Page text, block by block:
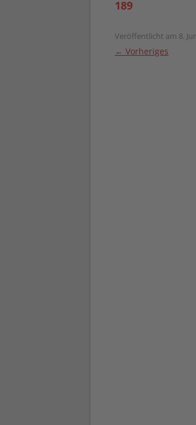
189
Veröffentlicht am 8.
← Vorheriges